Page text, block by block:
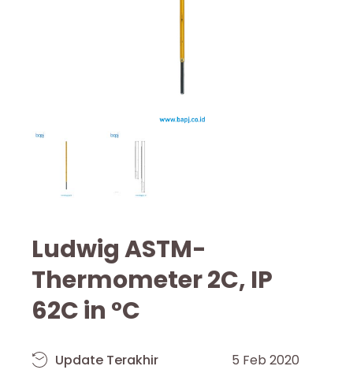
Ludwig ASTM-
Thermometer 2C, IP
62C in °C
Update Terakhir
5 Feb 2020